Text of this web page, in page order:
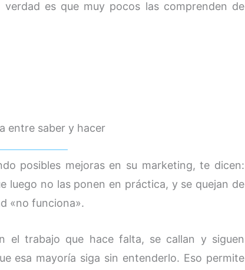
es que muy pocos las comprenden de
entre saber y hacer
posibles mejoras en su marketing, te dicen:
luego no las ponen en práctica, y se quejan de
«no funciona».
el trabajo que hace falta, se callan y siguen
esa mayoría siga sin entenderlo. Eso permite